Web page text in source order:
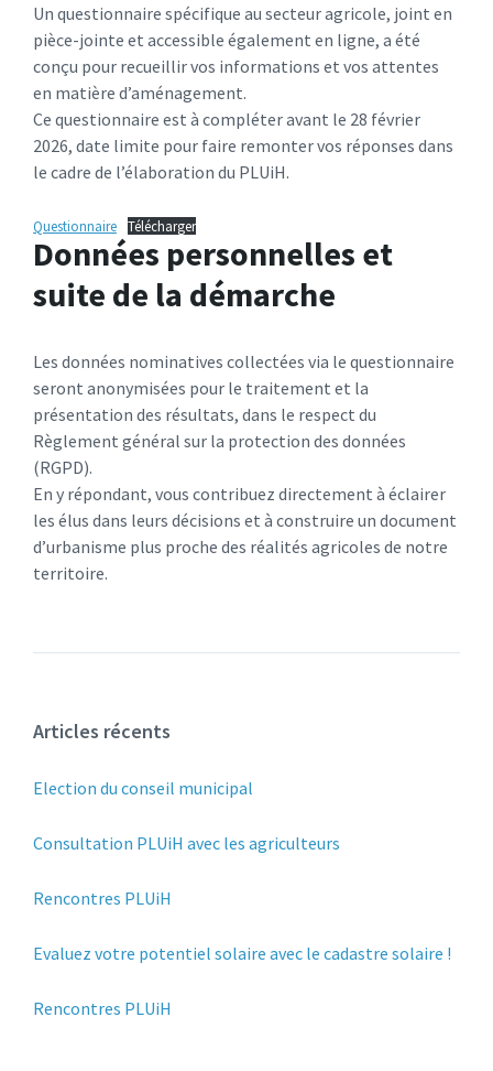
Un questionnaire spécifique au secteur agricole, joint en
pièce-jointe et accessible également en ligne, a été
conçu pour recueillir vos informations et vos attentes
en matière d’aménagement.​
Ce questionnaire est à compléter avant le 28 février
2026, date limite pour faire remonter vos réponses dans
le cadre de l’élaboration du PLUiH.​
Questionnaire Télécharger
Données personnelles et
suite de la démarche
Les données nominatives collectées via le questionnaire
seront anonymisées pour le traitement et la
présentation des résultats, dans le respect du
Règlement général sur la protection des données
(RGPD).​
En y répondant, vous contribuez directement à éclairer
les élus dans leurs décisions et à construire un document
d’urbanisme plus proche des réalités agricoles de notre
territoire.
Articles récents
Election du conseil municipal
Consultation PLUiH avec les agriculteurs
Rencontres PLUiH
Evaluez votre potentiel solaire avec le cadastre solaire !
Rencontres PLUiH